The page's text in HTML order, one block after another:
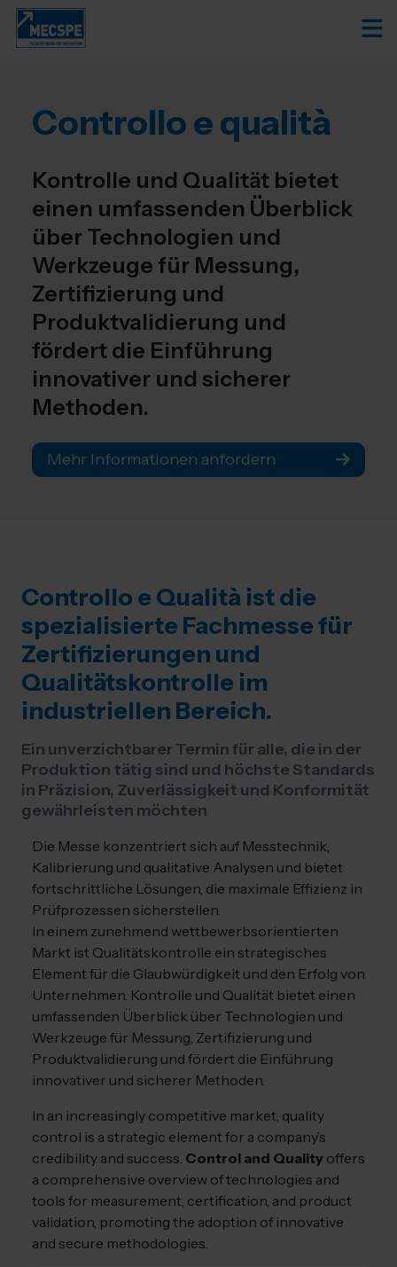
Controllo e qualità
Kontrolle und Qualität bietet
einen umfassenden Überblick
über Technologien und
Werkzeuge für Messung,
Zertifizierung und
Produktvalidierung und
fördert die Einführung
innovativer und sicherer
Methoden.
Mehr Informationen anfordern
Controllo e Qualità ist die
spezialisierte Fachmesse für
Zertifizierungen und
Qualitätskontrolle im
industriellen Bereich.
Ein unverzichtbarer Termin für alle, die in der
Produktion tätig sind und höchste Standards
in Präzision, Zuverlässigkeit und Konformität
gewährleisten möchten
Die Messe konzentriert sich auf Messtechnik,
Kalibrierung und qualitative Analysen und bietet
fortschrittliche Lösungen, die maximale Effizienz in
Prüfprozessen sicherstellen.
In einem zunehmend wettbewerbsorientierten
Markt ist Qualitätskontrolle ein strategisches
Element für die Glaubwürdigkeit und den Erfolg von
Unternehmen. Kontrolle und Qualität bietet einen
umfassenden Überblick über Technologien und
Werkzeuge für Messung, Zertifizierung und
Produktvalidierung und fördert die Einführung
innovativer und sicherer Methoden.
In an increasingly competitive market, quality
control is a strategic element for a company’s
credibility and success. Control and Quality offers
a comprehensive overview of technologies and
tools for measurement, certification, and product
validation, promoting the adoption of innovative
and secure methodologies.